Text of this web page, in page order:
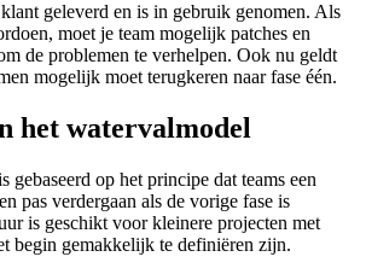
geleverd en is in gebruik genomen. Als
moet je team mogelijk patches en
de problemen te verhelpen. Ook nu geldt
mogelijk moet terugkeren naar fase één.
het watervalmodel
gebaseerd op het principe dat teams een
pas verdergaan als de vorige fase is
is geschikt voor kleinere projecten met
begin gemakkelijk te definiëren zijn.